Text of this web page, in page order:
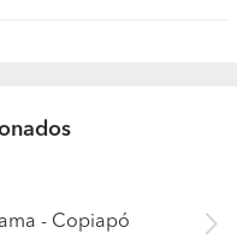
- Copiapó